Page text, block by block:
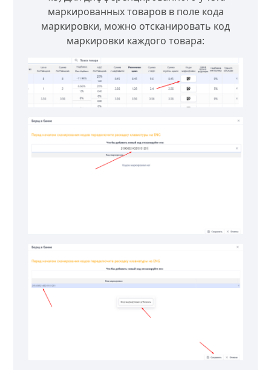
маркированных товаров в поле кода
маркировки, можно отсканировать код
маркировки каждого товара: